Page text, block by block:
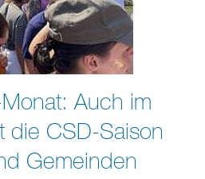
Auch im
die CSD-Saison
Gemeinden